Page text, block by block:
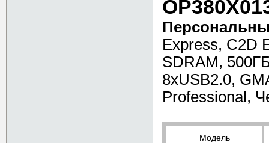
Express, C2D
SDRAM,
8xUSB2.0,
Professional,
Модель